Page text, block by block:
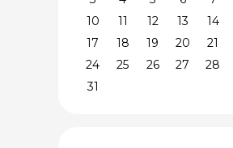
10
11 12 13 14
17
18 19 20 21
24
25 26 27 28
31